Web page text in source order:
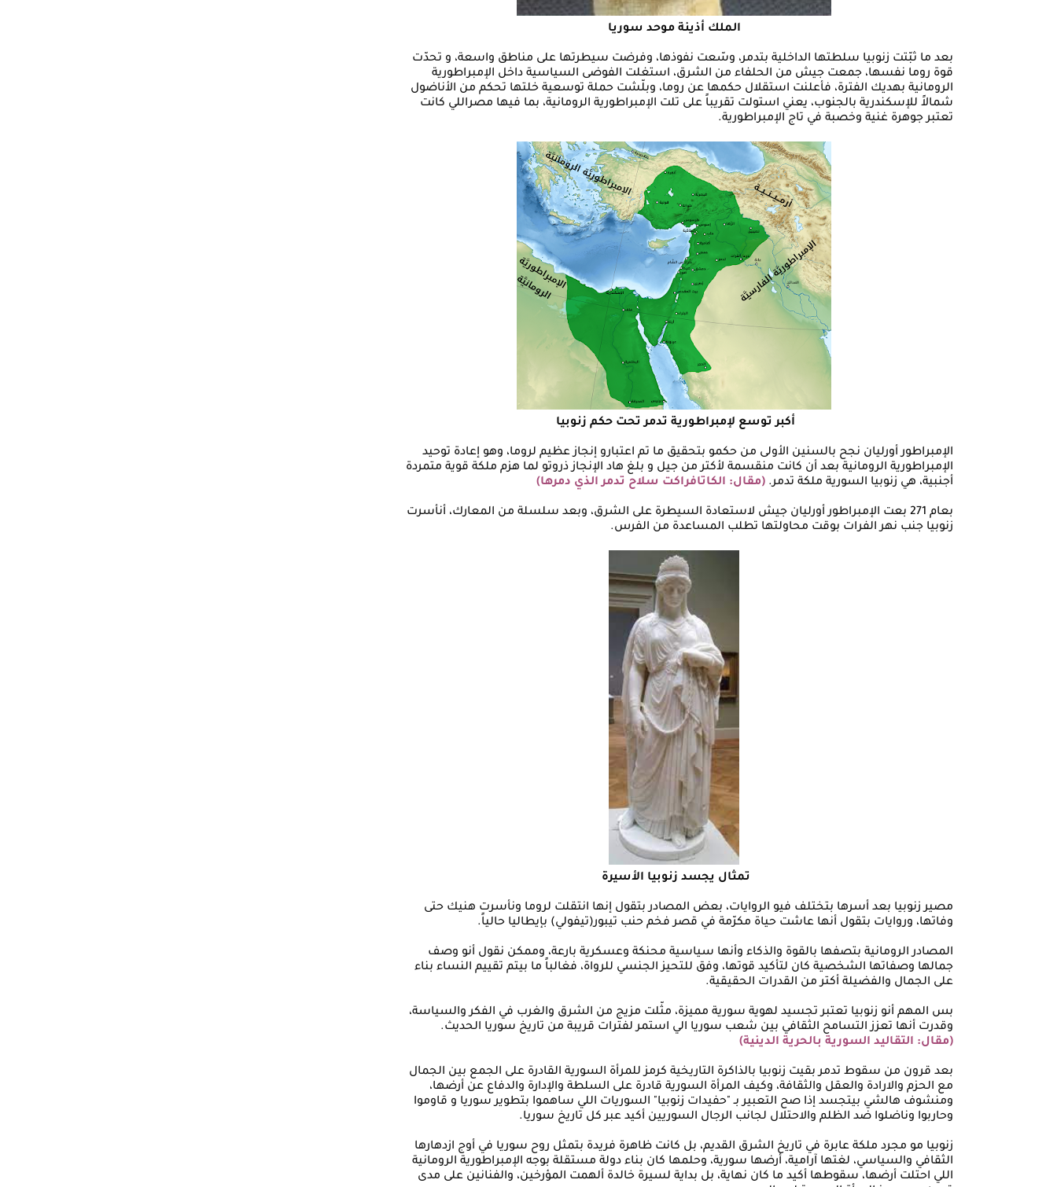
الملك أذينة موحد سوريا
بعد ما ثبّتت زنوبيا سلطتها الداخلية بتدمر، وسّعت نفوذها، وفرضت سيطرتها على مناطق واسعة، و تحدّت
قوة روما نفسها، جمعت جيش من الحلفاء من الشرق، استغلت الفوضى السياسية داخل الإمبراطورية
الرومانية بهديك الفترة، فأعلنت استقلال حكمها عن روما، وبلّشت حملة توسعية خلتها تحكم من الأناضول
شمالاً للإسكندرية بالجنوب، يعني استولت تقريباً على تلت الإمبراطورية الرومانية، بما فيها مصراللي كانت
تعتبر جوهرة غنية وخصبة في تاج الإمبراطورية.
أكبر توسع لإمبراطورية تدمر تحت حكم زنوبيا
الإمبراطور أورليان نجح بالسنين الأولى من حكمو بتحقيق ما تم اعتبارو إنجاز عظيم لروما، وهو إعادة توحيد
الإمبراطورية الرومانية بعد أن كانت منقسمة لأكتر من جيل و بلغ هاد الإنجاز ذروتو لما هزم ملكة قوية متمردة
أجنبية، هي زنوبيا السورية ملكة تدمر. (مقال: الكاتافراكت سلاح تدمر الذي دمرها)
بعام 271 بعت الإمبراطور أورليان جيش لاستعادة السيطرة على الشرق، وبعد سلسلة من المعارك، أنأسرت
زنوبيا جنب نهر الفرات بوقت محاولتها تطلب المساعدة من الفرس.
تمثال يجسد زنوبيا الأسيرة
مصير زنوبيا بعد أسرها بتختلف فيو الروايات، بعض المصادر بتقول إنها انتقلت لروما ونأسرت هنيك حتى
وفاتها، وروايات بتقول أنها عاشت حياة مكرّمة في قصر فخم حنب تيبور(تيفولي) بإيطاليا حالياً.
المصادر الرومانية بتصفها بالقوة والذكاء وأنها سياسية محنكة وعسكرية بارعة، وممكن نقول أنو وصف
جمالها وصفاتها الشخصية كان لتأكيد قوتها، وفق للتحيز الجنسي للرواة، فغالباً ما بيتم تقييم النساء بناء
على الجمال والفضيلة أكتر من القدرات الحقيقية.
بس المهم أنو زنوبيا تعتبر تجسيد لهوية سورية مميزة، مثّلت مزيج من الشرق والغرب في الفكر والسياسة،
وقدرت أنها تعزز التسامح الثقافي بين شعب سوريا الي استمر لفترات قريبة من تاريخ سوريا الحديث.
(مقال: التقاليد السورية بالحرية الدينية)
بعد قرون من سقوط تدمر بقيت زنوبيا بالذاكرة التاريخية كرمز للمرأة السورية القادرة على الجمع بين الجمال
مع الحزم والارادة والعقل والثقافة، وكيف المرأة السورية قادرة على السلطة والإدارة والدفاع عن أرضها،
ومنشوف هالشي بيتجسد إذا صح التعبير بـ "حفيدات زنوبيا" السوريات اللي ساهموا بتطوير سوريا و قاوموا
وحاربوا وناضلوا ضد الظلم والاحتلال لجانب الرجال السوريين أكيد عبر كل تاريخ سوريا.
زنوبيا مو مجرد ملكة عابرة في تاريخ الشرق القديم، بل كانت ظاهرة فريدة بتمثل روح سوريا في أوج ازدهارها
الثقافي والسياسي، لغتها آرامية، أرضها سورية، وحلمها كان بناء دولة مستقلة بوجه الإمبراطورية الرومانية
اللي احتلت أرضها، سقوطها أكيد ما كان نهاية، بل بداية لسيرة خالدة ألهمت المؤرخين، والفنانين على مدى